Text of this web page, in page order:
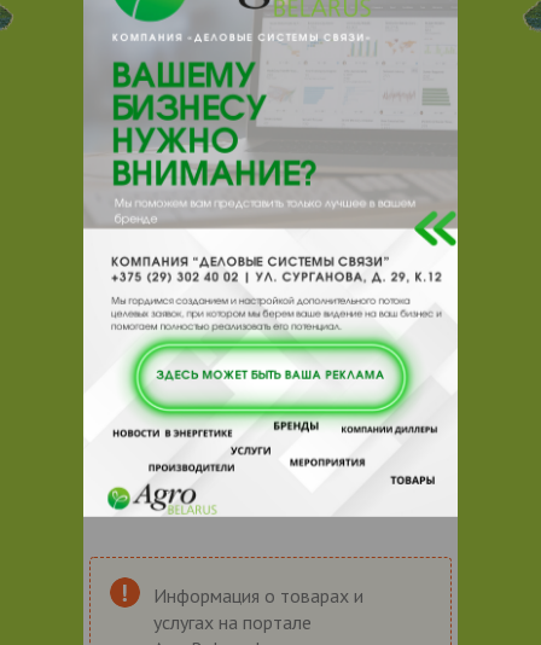
Информация о товарах и
услугах на портале